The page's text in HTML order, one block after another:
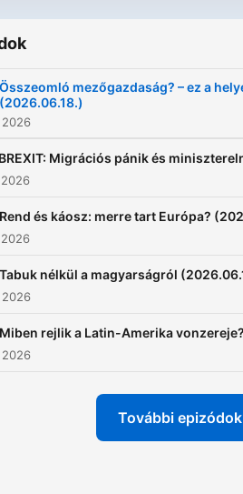
Összeomló mezőgazdaság? – ez a
(2026.06.18.)
BREXIT: Migrációs pánik és
Rend és káosz: merre tart Európa?
Tabuk nélkül a magyarságról
Miben rejlik a Latin-Amerika
További